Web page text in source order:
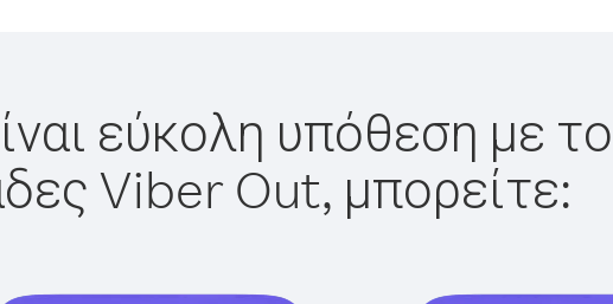
εύκολη υπόθεση με
Viber Out, μπορείτε: